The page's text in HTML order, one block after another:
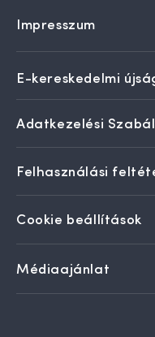
Impresszum
E-kereskedelmi
Adatkezelési
Felhasználási
Cookie beállítások
Médiaajánlat